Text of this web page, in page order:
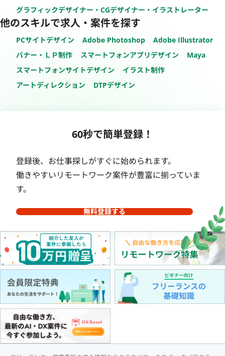
グラフィックデザイナー・CGデザイナー・イラストレーター
他のスキルで求人・案件を探す
PCサイトデザイン Adobe Photoshop
Adobe Illustrator
バナー・ＬＰ制作
スマートフォンアプリデザイン
Maya
スマートフォンサイトデザイン
イラスト制作
アートディレクション
DTPデザイン
60秒で簡単登録！
登録後、お仕事探しがすぐに始められます。
働きやすいリモートワーク案件が豊富に揃っていま
す。
無料登録する